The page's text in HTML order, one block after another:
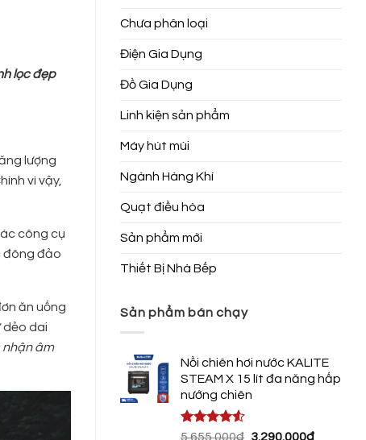
lọc đẹp
lượng
vì vậy,
công cụ
đông đảo
ăn uống
dẻo dai
nhận âm
Chưa phân loại
Điện Gia Dụng
Đồ Gia Dụng
Linh kiện sản phẩm
Máy hút mùi
Ngành Hàng Khí
Quạt điều hòa
Sản phẩm mới
Thiết Bị Nhà Bếp
Sản phẩm bán chạy
Nồi chiên hơi nước KALITE
STEAM X 15 lít đa năng hấp
nướng chiên
Được xếp
5.655.000₫ Giá
3.290.000₫Giá